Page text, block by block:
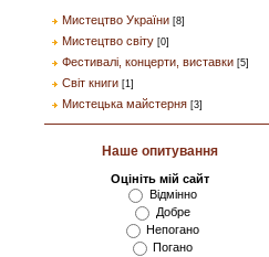
Мистецтво України [8]
Мистецтво світу [0]
Фестивалі, концерти, виставки [5]
Світ книги [1]
Мистецька майстерня [3]
Наше опитування
Оцініть мій сайт
Відмінно
Добре
Непогано
Погано